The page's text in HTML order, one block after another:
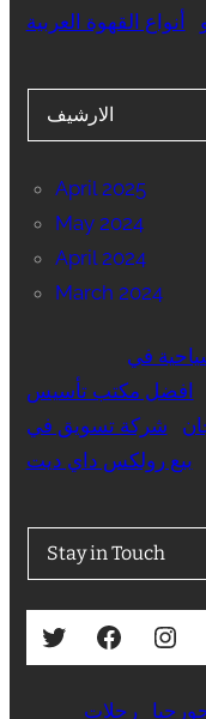
أنواع القهوة العربية
الارشيف
April 2025
May 2024
April 2024
March 2024
في
افضل مكتب تأسيس
شركة تسويق في
بيع رولكس داي ديت
Stay in Touch
Twitter Facebook Instagram
رحلات